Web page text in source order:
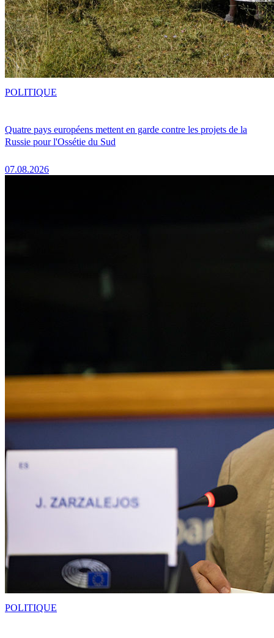
Quatre pays européens mettent en garde contre les projets de la
Russie pour l'Ossétie du Sud
07.08.2026
POLITIQUE
POLITIQUE